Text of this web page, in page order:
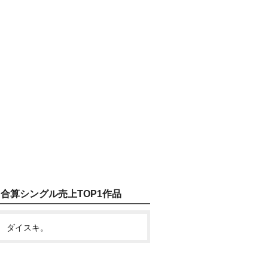
合算シングル売上TOP1作品
ダイスキ。